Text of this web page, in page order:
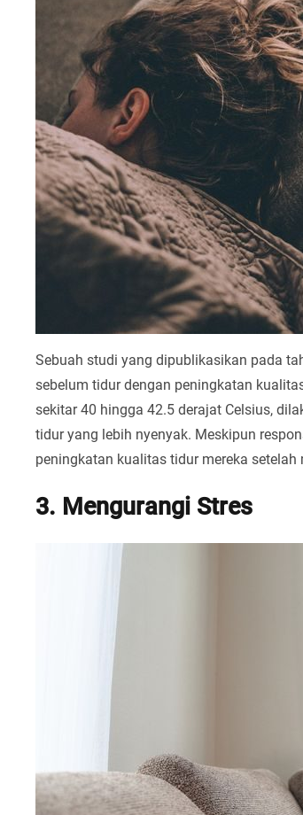
Sebuah studi yang dipublikasikan pada
sebelum tidur dengan peningkatan
sekitar 40 hingga 42.5 derajat Celsius,
tidur yang lebih nyenyak. Meskipun
peningkatan kualitas tidur mereka
3. Mengurangi Stres